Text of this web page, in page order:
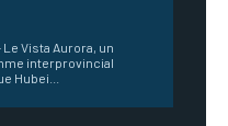
Le Vista Aurora, un
interprovincial
Hubei...